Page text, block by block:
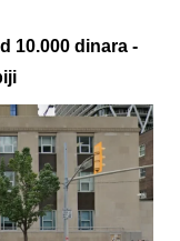
10.000 dinara -